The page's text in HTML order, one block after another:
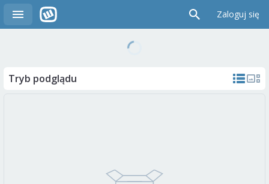
Zaloguj się
Tryb podglądu